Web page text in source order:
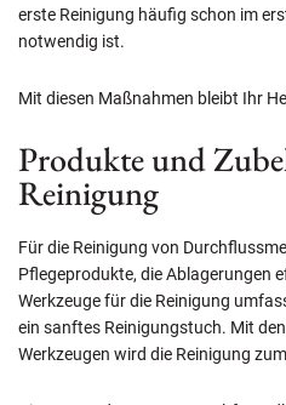
erste Reinigung häufig schon im
notwendig ist.
Mit diesen Maßnahmen bleibt Ihr
Produkte und
Reinigung
Für die Reinigung von
Pflegeprodukte, die Ablagerungen
Werkzeuge für die Reinigung
ein sanftes Reinigungstuch. Mit
Werkzeugen wird die Reinigung